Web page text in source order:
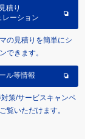
見積り
レーション
の見積りを簡単にシ
できます。
ル等情報
策/サービスキャンペ
覧いただけます。